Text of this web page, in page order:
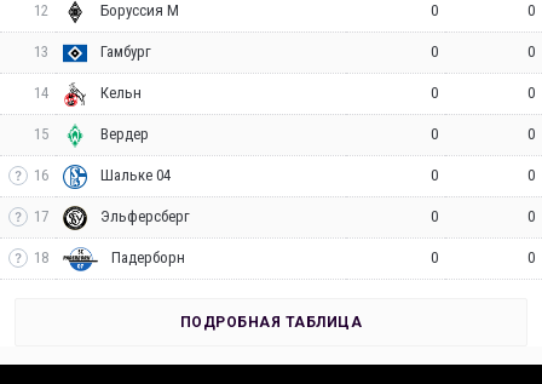
12 Боруссия М 0 0
13 Гамбург 0 0
14 Кельн 0 0
15 Вердер 0 0
16 Шальке 04 0 0
17 Эльферсберг 0 0
18 Падерборн 0 0
ПОДРОБНАЯ ТАБЛИЦА